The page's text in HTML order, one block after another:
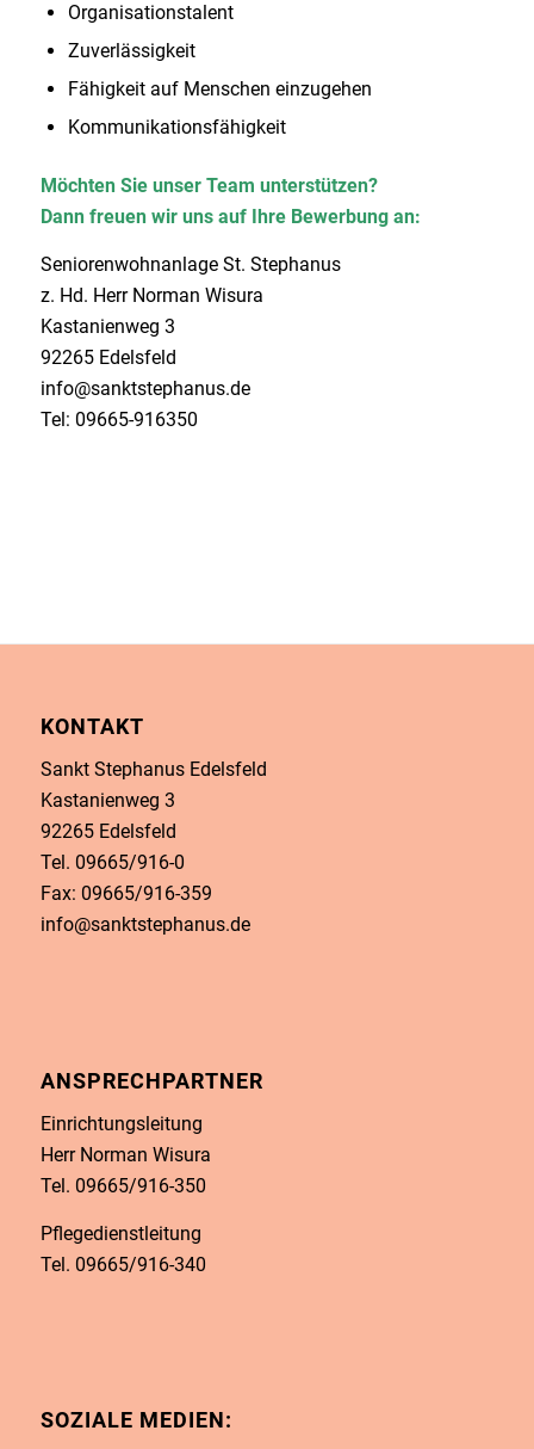
Organisationstalent
Zuverlässigkeit
Fähigkeit auf Menschen einzugehen
Kommunikationsfähigkeit
Möchten Sie unser Team unterstützen?
Dann freuen wir uns auf Ihre Bewerbung an:
Seniorenwohnanlage St. Stephanus
z. Hd. Herr Norman Wisura
Kastanienweg 3
92265 Edelsfeld
info@sanktstephanus.de
Tel: 09665-916350
KONTAKT
Sankt Stephanus Edelsfeld
Kastanienweg 3
92265 Edelsfeld
Tel. 09665/916-0
Fax: 09665/916-359
info@sanktstephanus.de
ANSPRECHPARTNER
Einrichtungsleitung
Herr Norman Wisura
Tel. 09665/916-350
Pflegedienstleitung
Tel. 09665/916-340
SOZIALE MEDIEN: